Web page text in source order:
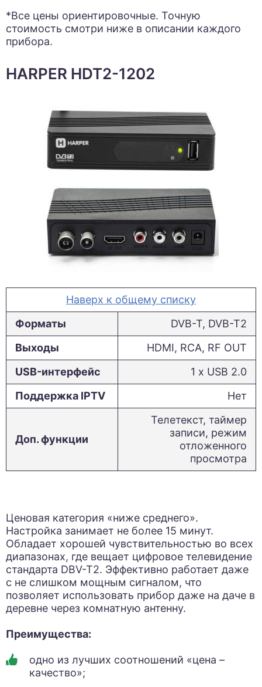
*Все цены ориентировочные. Точную
стоимость смотри ниже в описании каждого
прибора.
HARPER HDT2-1202
Наверх к общему списку
Форматы
DVB-T, DVB-T2
Выходы
HDMI, RCA, RF OUT
USB-интерфейс
1 х USB 2.0
Поддержка IPTV
Нет
Доп. функции
Телетекст, таймер
записи, режим
отложенного
просмотра
Ценовая категория «ниже среднего».
Настройка занимает не более 15 минут.
Обладает хорошей чувствительностью во всех
диапазонах, где вещает цифровое телевидение
стандарта DBV-T2. Эффективно работает даже
с не слишком мощным сигналом, что
позволяет использовать прибор даже на даче в
деревне через комнатную антенну.
Преимущества:
одно из лучших соотношений «цена –
качество»;